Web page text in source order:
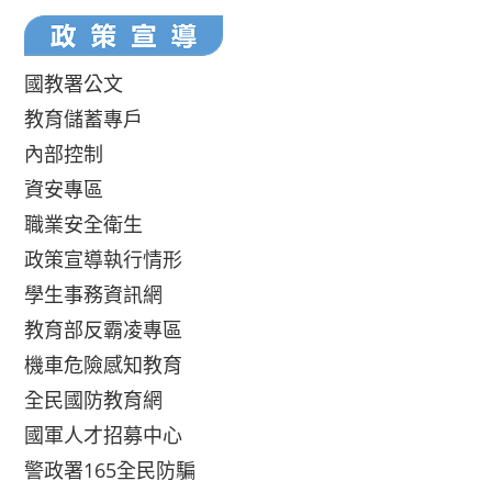
國教署公文
教育儲蓄專戶
內部控制
資安專區
職業安全衛生
政策宣導執行情形
學生事務資訊網
教育部反霸凌專區
機車危險感知教育
全民國防教育網
國軍人才招募中心
警政署165全民防騙